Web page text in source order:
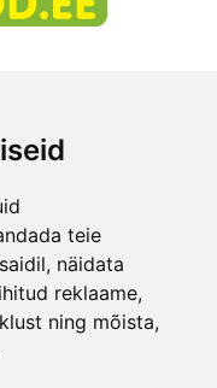
teie
näidata
reklaame,
ning mõista,